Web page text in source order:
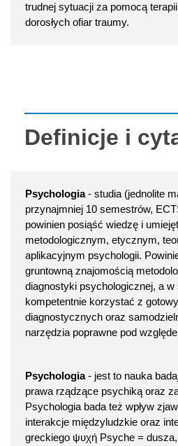
trudnej sytuacji za pomocą
dorosłych ofiar traumy.
Definicje i
Psychologia- studia (jednolite
przynajmniej 10 semestrów,
powinien posiąść wiedzę i
metodologicznym, etycznym,
aplikacyjnym psychologii.
gruntowną znajomością
diagnostyki psychologicznej, a
kompetentnie korzystać z
diagnostycznych oraz
narzędzia poprawne pod
Psychologia- jest to nauka
prawa rządzące psychiką oraz
Psychologia bada też wpływ
interakcje międzyludzkie oraz
greckiego ψυχή Psyche = dusza,